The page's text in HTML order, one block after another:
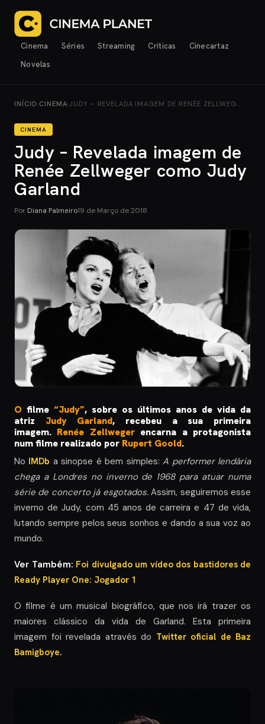
Cinema Séries Streaming Críticas
Cinecartaz
Novelas
INÍCIO› CINEMA›JUDY – REVELADA IMAGEM DE RENÉE ZELLWEG…
CINEMA
Judy – Revelada imagem de
Renée Zellweger como Judy
Garland
Por Diana Palmeiro19 de Março de 2018
O filme “Judy”, sobre os últimos anos de vida da
atriz Judy Garland, recebeu a sua primeira
imagem. Renée Zellwegerencarna a protagonista
num filme realizado por Rupert Goold.
No IMDb a sinopse é bem simples: A performer lendária
chega a Londres no inverno de 1968 para atuar numa
série de concerto já esgotados.Assim, seguiremos esse
inverno de Judy, com 45 anos de carreira e 47 de vida,
lutando sempre pelos seus sonhos e dando a sua voz ao
mundo.
Ver Também: Foi divulgado um vídeo dos bastidores de
Ready Player One: Jogador 1
O filme é um musical biográfico, que nos irá trazer os
maiores clássico da vida de Garland. Esta primeira
imagem foi revelada através do Twitter oficial de Baz
Bamigboye.